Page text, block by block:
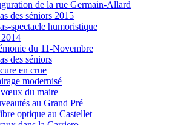
de la rue Germain-Allard
des séniors 2015
spectacle humoristique
du 11-Novembre
des séniors
en crue
modernisé
du maire
au Grand Pré
optique au Castellet